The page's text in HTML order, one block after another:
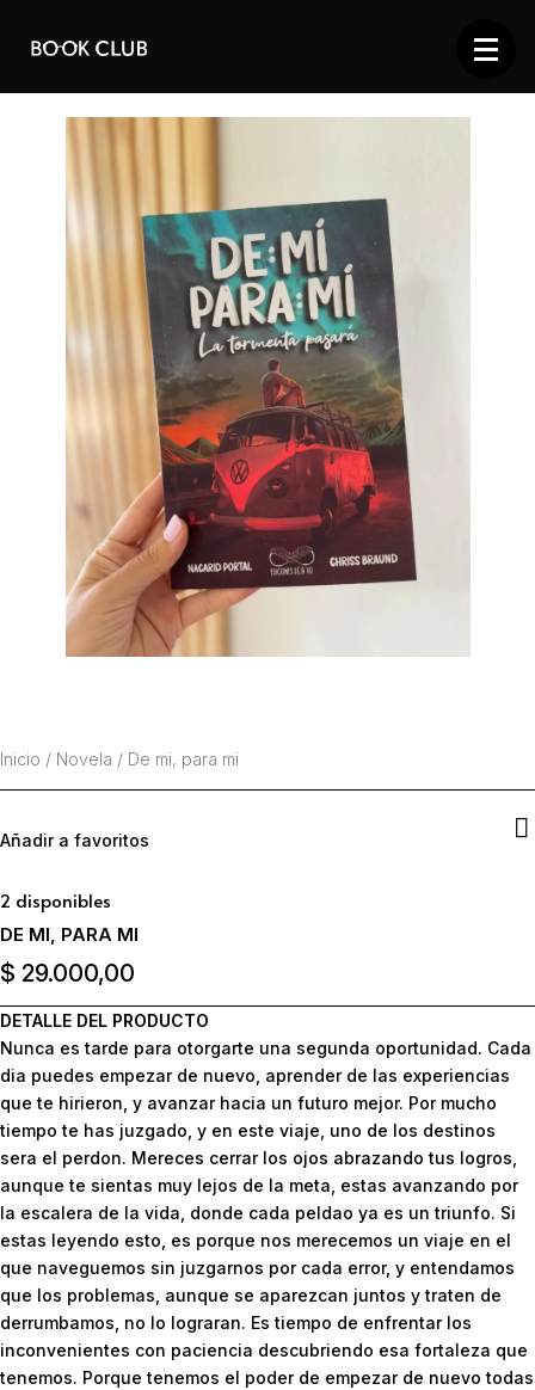
Inicio / Novela / De mi, para mi
Añadir a favoritos
2 disponibles
DE MI, PARA MI
$ 29.000,00
DETALLE DEL PRODUCTO
Nunca es tarde para otorgarte una segunda oportunidad. Cada
dia puedes empezar de nuevo, aprender de las experiencias
que te hirieron, y avanzar hacia un futuro mejor. Por mucho
tiempo te has juzgado, y en este viaje, uno de los destinos
sera el perdon. Mereces cerrar los ojos abrazando tus logros,
aunque te sientas muy lejos de la meta, estas avanzando por
la escalera de la vida, donde cada peldao ya es un triunfo. Si
estas leyendo esto, es porque nos merecemos un viaje en el
que naveguemos sin juzgarnos por cada error, y entendamos
que los problemas, aunque se aparezcan juntos y traten de
derrumbamos, no lo lograran. Es tiempo de enfrentar los
inconvenientes con paciencia descubriendo esa fortaleza que
tenemos. Porque tenemos el poder de empezar de nuevo todas